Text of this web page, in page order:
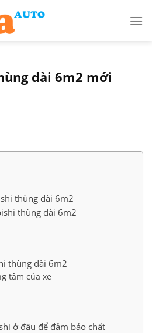
dài 6m2 mới
thùng dài 6m2
thùng dài 6m2
thùng dài 6m2
tâm của xe
ở đâu để đảm bảo chất